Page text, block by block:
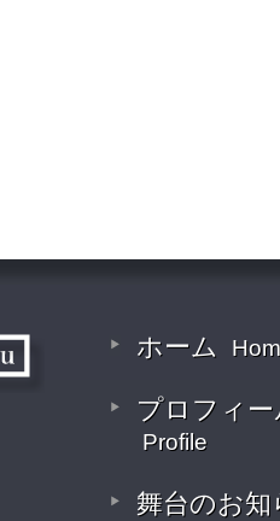
ホーム
プロフィー
Profile
舞台のお知